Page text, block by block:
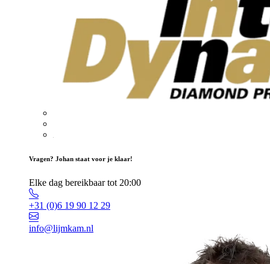
Vragen? Johan staat voor je klaar!
Elke dag bereikbaar tot 20:00
+31 (0)6 19 90 12 29
info@lijmkam.nl